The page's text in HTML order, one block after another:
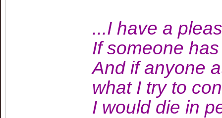
...I have a
If someone
And if anyone
what I try to
I would die in